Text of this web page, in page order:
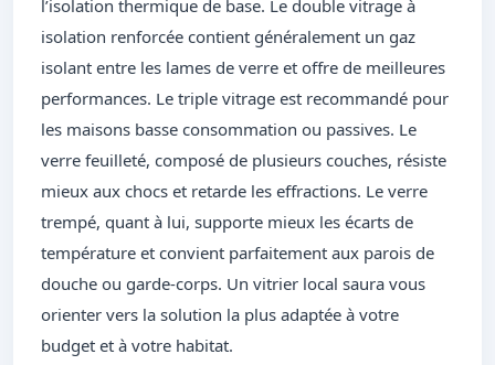
l’isolation thermique de base. Le double vitrage à
isolation renforcée contient généralement un gaz
isolant entre les lames de verre et offre de meilleures
performances. Le triple vitrage est recommandé pour
les maisons basse consommation ou passives. Le
verre feuilleté, composé de plusieurs couches, résiste
mieux aux chocs et retarde les effractions. Le verre
trempé, quant à lui, supporte mieux les écarts de
température et convient parfaitement aux parois de
douche ou garde-corps. Un vitrier local saura vous
orienter vers la solution la plus adaptée à votre
budget et à votre habitat.